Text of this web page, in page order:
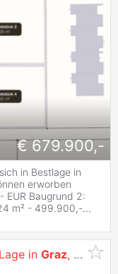
€ 679.900,-
in Bestlage in
erworben
EUR Baugrund 2:
m² - 499.900,-...
in Graz, Andritz